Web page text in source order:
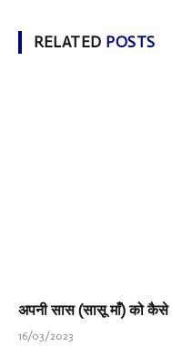
RELATED POSTS
अपनी सास (सासू माँ) को
16/03/2023